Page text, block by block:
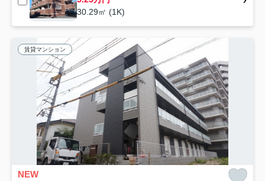
30.29㎡ (1K)
賃貸マンション
NEW